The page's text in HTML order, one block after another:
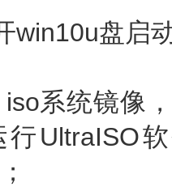
win10u盘启
系统镜像
行UltraISO